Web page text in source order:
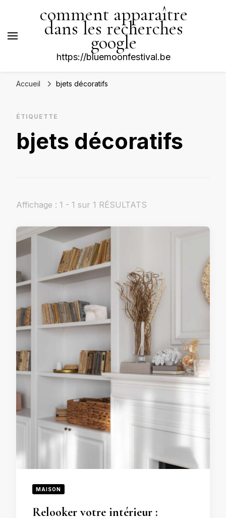
comment apparaître
dans les recherches
google
https://bluemoonfestival.be
Accueil bjets décoratifs
ÉTIQUETTE
bjets décoratifs
Affichage : 1 - 1 sur 1 RÉSULTATS
MAISON
Relooker votre intérieur :